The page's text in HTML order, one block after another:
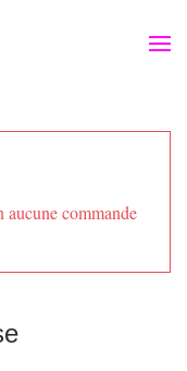
aucune commande